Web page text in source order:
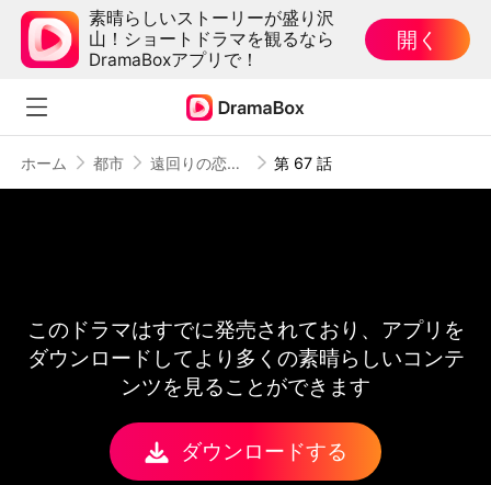
素晴らしいストーリーが盛り沢
山！ショートドラマを観るなら
DramaBoxアプリで！
開く
ホーム 都市 遠回りの恋とあの日の約束 第 67 話
このドラマはすでに発売されており、アプリを
ダウンロードしてより多くの素晴らしいコンテ
ンツを見ることができます
ダウンロードする